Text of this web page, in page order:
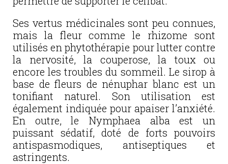
Ses vertus médicinales sont peu connues,
mais la fleur comme le rhizome sont
utilisés en phytothérapie pour lutter contre
la nervosité, la couperose, la toux ou
encore les troubles du sommeil. Le sirop à
base de fleurs de nénuphar blanc est un
tonifiant naturel. Son utilisation est
également indiquée pour apaiser l’anxiété.
En outre, le Nymphaea alba est un
puissant sédatif, doté de forts pouvoirs
antispasmodiques, antiseptiques et
astringents.